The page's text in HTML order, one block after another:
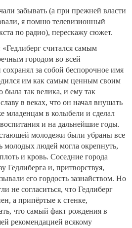
забывать (а при прежней власти
я помню телевизионный
по радио), перескажу сюжет.
считался самым
городом во всей
за собой беспорочное имя
им как самым ценным своим
была так велика, и ему так
в веках, что он начал внушать
младенцам в колыбели и сделал
и на дальнейшие годы.
молодежи были убраны все
молодых людей могла окрепнуть,
и кровь. Соседние города
Гедлиберга и, притворствуя,
его гордость зазнайством. Но
не согласиться, что Гедлиберг
а припёртые к стенке,
что самый факт рождения в
рекомендацией всякому